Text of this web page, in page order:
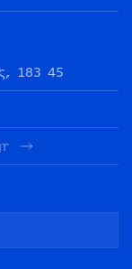
183 45